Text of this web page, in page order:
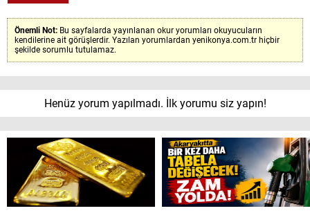
Önemli Not: Bu sayfalarda yayınlanan okur yorumları okuyucuların
kendilerine ait görüşlerdir. Yazılan yorumlardan yenikonya.com.tr hiçbir
şekilde sorumlu tutulamaz.
Henüz yorum yapılmadı. İlk yorumu siz yapın!